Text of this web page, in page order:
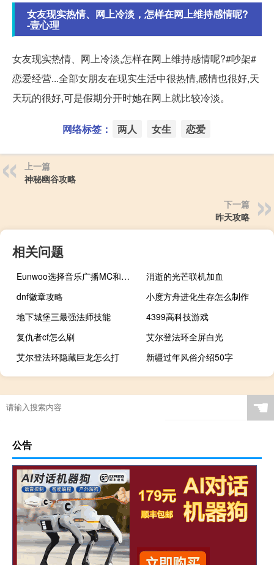
女友现实热情、网上冷淡，怎样在网上维持感情呢?
-壹心理
女友现实热情、网上冷淡,怎样在网上维持感情呢?#吵架#
恋爱经营...全部女朋友在现实生活中很热情,感情也很好,天
天玩的很好,可是假期分开时她在网上就比较冷淡。
网络标签： 两人 女生 恋爱
上一篇
神秘幽谷攻略
下一篇
昨天攻略
相关问题
Eunwoo选择音乐广播MC和广播DJ作为挑战区域
消逝的光芒联机加血
dnf徽章攻略
小度方舟进化生存怎么制作
地下城堡三最强法师技能
4399高科技游戏
复仇者cf怎么刷
艾尔登法环全屏白光
艾尔登法环隐藏巨龙怎么打
新疆过年风俗介绍50字
☚
公告